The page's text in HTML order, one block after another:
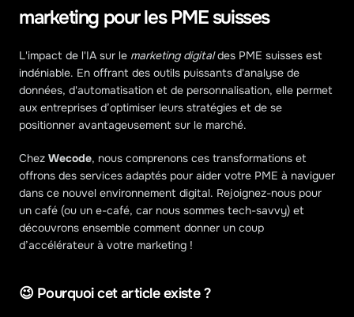
marketing pour les PME suisses
L'impact de l'IA sur le marketing digital des PME suisses est
indéniable. En offrant des outils puissants d'analyse de
données, d'automatisation et de personnalisation, elle permet
aux entreprises d’optimiser leurs stratégies et de se
positionner avantageusement sur le marché.
Chez Wecode, nous comprenons ces transformations et
offrons des services adaptés pour aider votre PME à naviguer
dans ce nouvel environnement digital. Rejoignez-nous pour
un café (ou un e-café, car nous sommes tech-savvy) et
découvrons ensemble comment donner un coup
d’accélérateur à votre marketing !
😉 Pourquoi cet article existe ?